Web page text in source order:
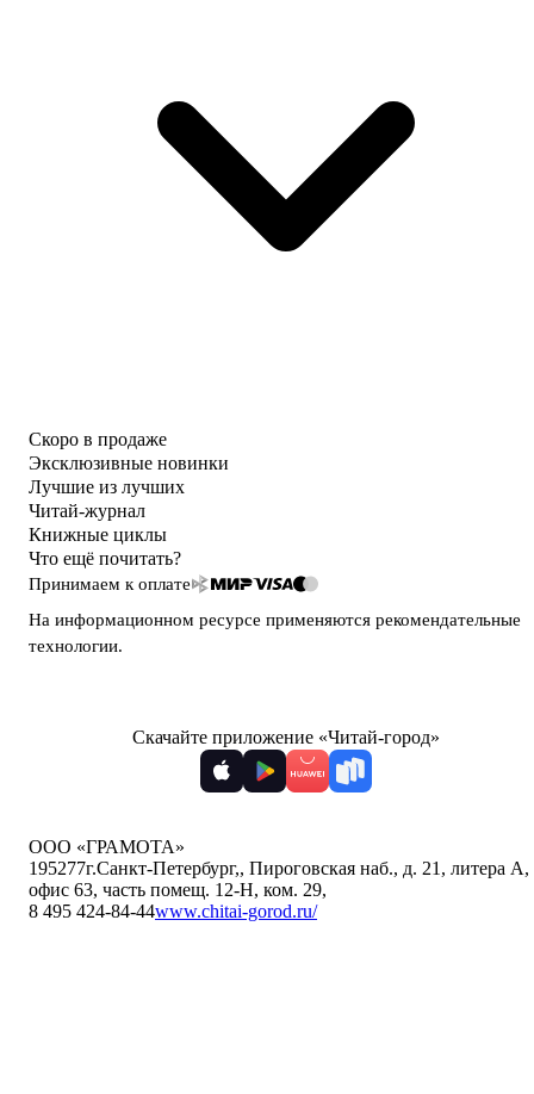
Скоро в продаже
Эксклюзивные новинки
Лучшие из лучших
Читай-журнал
Книжные циклы
Что ещё почитать?
Принимаем к оплате
На информационном ресурсе применяются рекомендательные
технологии.
Скачайте приложение «Читай-город»
ООО «ГРАМОТА»
195277г.Санкт-Петербург,, Пироговская наб., д. 21, литера А,
офис 63, часть помещ. 12-Н, ком. 29,
8 495 424-84-44www.chitai-gorod.ru/